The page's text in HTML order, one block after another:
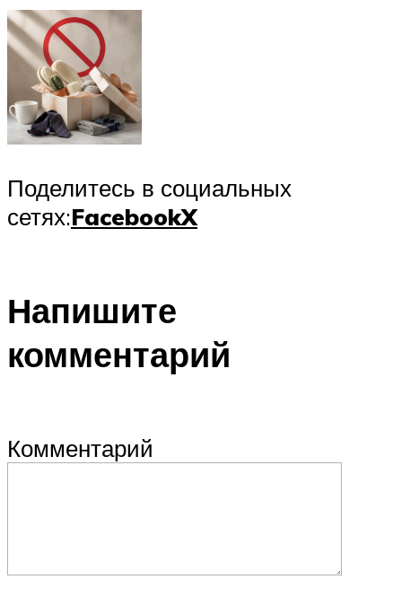
Поделитесь в социальных
сетях:FacebookX
Напишите
комментарий
Комментарий